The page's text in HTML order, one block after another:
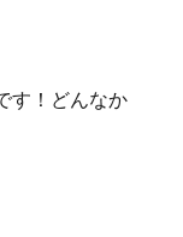
す！どんなか